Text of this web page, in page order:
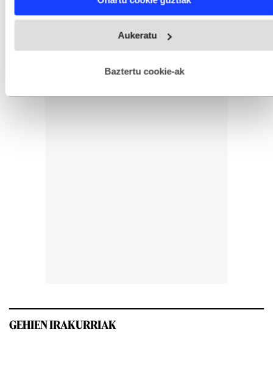
and set your preferences in thedetails section
fitxategiak erabiltzen ditu. Zure esperientzia eta zerbitzuak
esplizitua ematen diguzu.Gehiago irakurri
Aukeratu
Baztertu cookie-ak
GEHIEN IRAKURRIAK